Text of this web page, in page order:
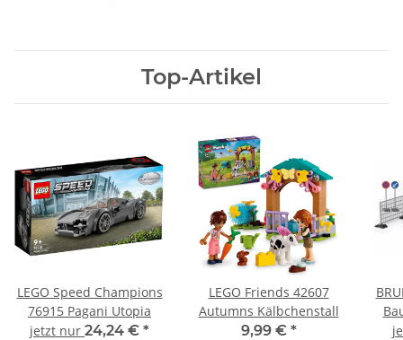
Top-Artikel
LEGO Speed Champions
76915 Pagani Utopia
jetzt nur 24,24 € *
LEGO Friends 42607
Autumns Kälbchenstall
9,99 € *